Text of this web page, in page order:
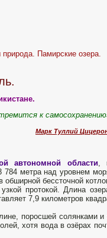
природа. Памирские озера.
к
Марк Туллий
автономной области,
784 метра над уровнем
обширной бессточной
протокой. Длина
7,9 километров
поросшей солянками и
хотя вода в озёрах